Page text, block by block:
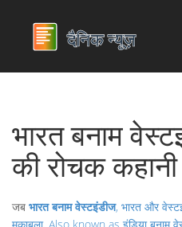
भारत बनाम
की रोचक कहानी
जब भारत बनाम वेस्टइंडीज, भारत और